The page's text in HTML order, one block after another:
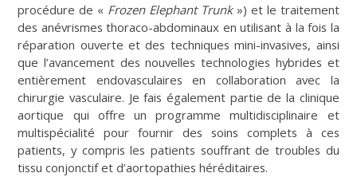
procédure de « Frozen Elephant Trunk») et le traitement
des anévrismes thoraco-abdominaux en utilisant à la fois la
réparation ouverte et des techniques mini-invasives, ainsi
que l’avancement des nouvelles technologies hybrides et
entièrement endovasculaires en collaboration avec la
chirurgie vasculaire. Je fais également partie de la clinique
aortique qui offre un programme multidisciplinaire et
multispécialité pour fournir des soins complets à ces
patients, y compris les patients souffrant de troubles du
tissu conjonctif et d’aortopathies héréditaires.